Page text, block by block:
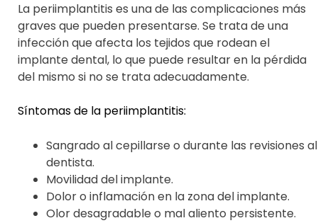
La periimplantitis es una de las complicaciones más
graves que pueden presentarse. Se trata de una
infección que afecta los tejidos que rodean el
implante dental, lo que puede resultar en la pérdida
del mismo si no se trata adecuadamente.
Síntomas de la periimplantitis:
Sangrado al cepillarse o durante las revisiones al
dentista.
Movilidad del implante.
Dolor o inflamación en la zona del implante.
Olor desagradable o mal aliento persistente.